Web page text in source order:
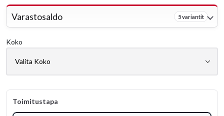
Varastosaldo 5 variantit
Koko
Toimitustapa